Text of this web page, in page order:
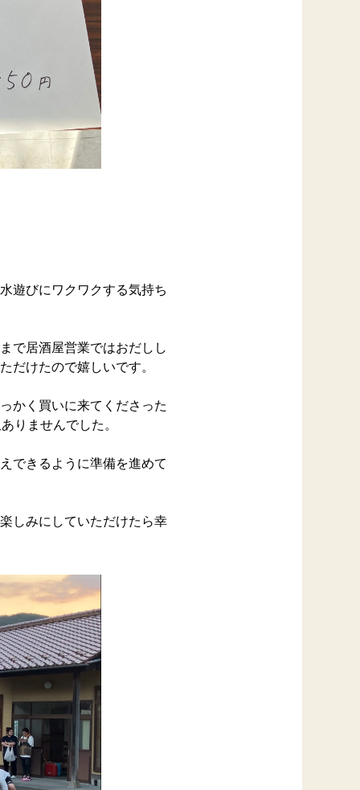
遊びにワクワクする気持ち
で居酒屋営業ではおだしし
だけたので嬉しいです。
かく買いに来てくださった
りませんでした。
できるように準備を進めて
しみにしていただけたら幸